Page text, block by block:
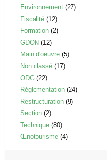
Environnement (27)
Fiscalité (12)
Formation (2)
GDON (12)
Main d'oeuvre (5)
Non classé (17)
ODG (22)
Réglementation (24)
Restructuration (9)
Section (2)
Technique (80)
Œnotourisme (4)